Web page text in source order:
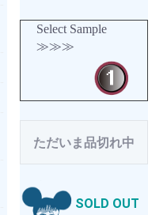
Select Sample
≫≫≫
ただいま品切れ中
SOLD OUT